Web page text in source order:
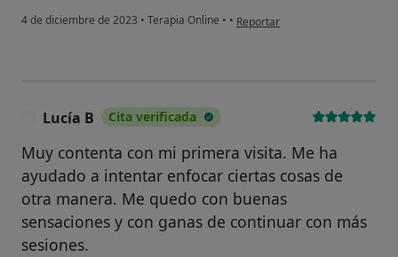
4 de diciembre de 2023 • Terapia Online • • en opinión del usuario Oier
Reportar
Lucía B Cita verificada
Muy contenta con mi primera visita. Me ha
ayudado a intentar enfocar ciertas cosas de
otra manera. Me quedo con buenas
sensaciones y con ganas de continuar con más
sesiones.